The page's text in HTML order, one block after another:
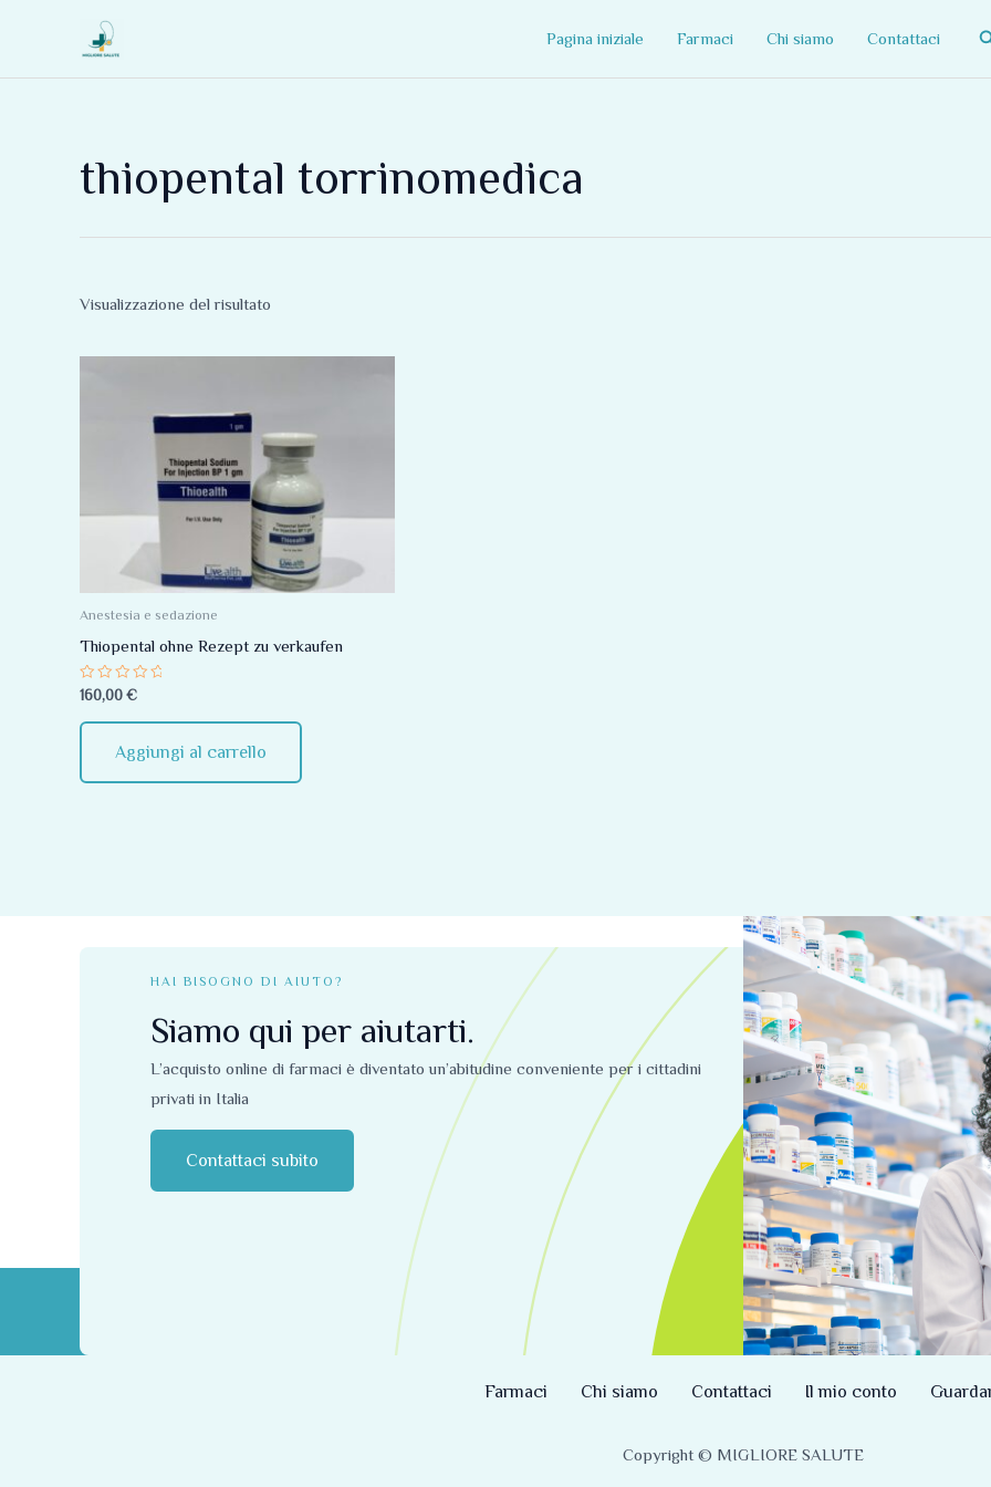
contenuto
Pagina iniziale Farmaci Chi siamo Contattaci
thiopental torrinomedica
Visualizzazione del risultato
Anestesia e sedazione
Thiopental ohne Rezept zu verkaufen
Valutato
0
su
5
160,00 €
Aggiungi al carrello
HAI BISOGNO DI AIUTO?
Siamo qui per aiutarti.
L’acquisto online di farmaci è diventato un’abitudine conveniente per i cittadini
privati ​​in Italia
Contattaci subito
Farmaci Chi siamo Contattaci Il mio conto
Copyright © MIGLIORE SALUTE